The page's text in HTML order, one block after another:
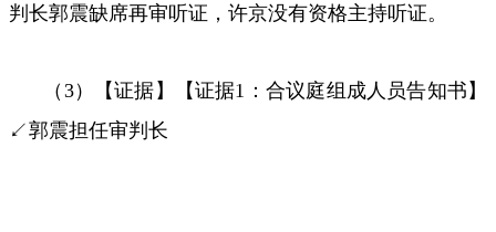
判长郭震缺席再审听证，许京没有资格主持听证。
（ 3）【证据】【证据1 ：合议庭组成人员告知书】
↙郭震担任审判长